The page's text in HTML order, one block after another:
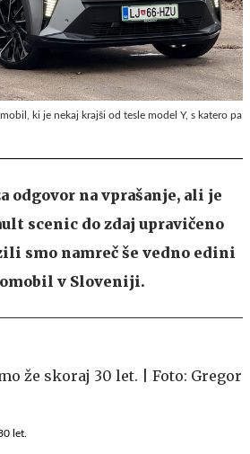
ki je nekaj krajši od tesle model Y, s katero pa
odgovor na vprašanje, ali je
scenic do zdaj upravičeno
smo namreč še vedno edini
v Sloveniji.
let.